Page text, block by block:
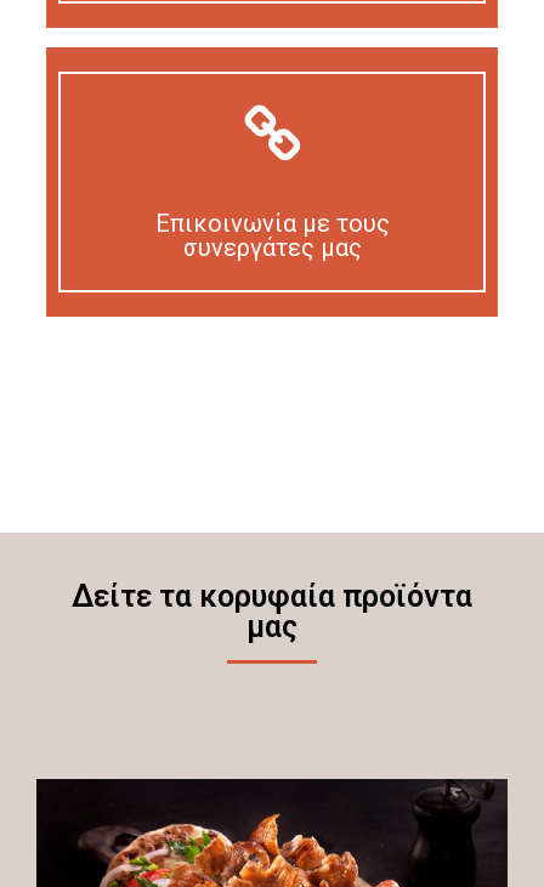
Επικοινωνία με τους
συνεργάτες μας
Δείτε τα κορυφαία προϊόντα
μας